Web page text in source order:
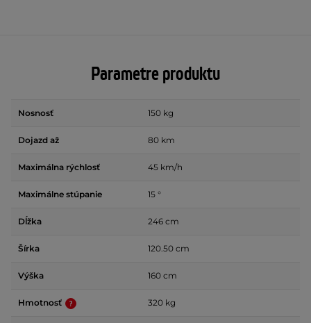
Parametre produktu
Nosnosť 150 kg
Dojazd až 80 km
Maximálna rýchlosť 45 km/h
Maximálne stúpanie 15 °
Dĺžka 246 cm
Šírka 120.50 cm
Výška 160 cm
Hmotnosť 320 kg